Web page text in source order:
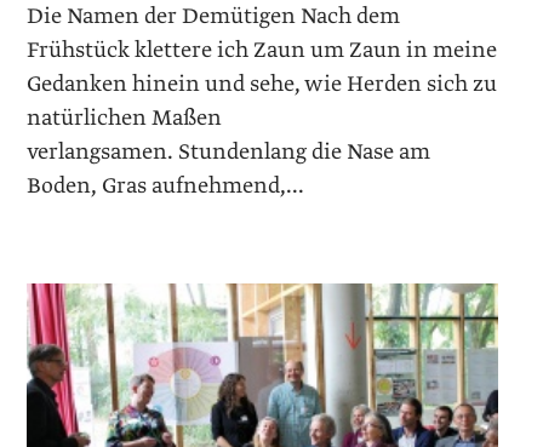
Die Namen der Demütigen Nach dem
Frühstück klettere ich Zaun um Zaun in meine
Gedanken hinein und sehe, wie Herden sich zu
natürlichen Maßen
verlangsamen. Stundenlang die Nase am
Boden, Gras aufnehmend,...